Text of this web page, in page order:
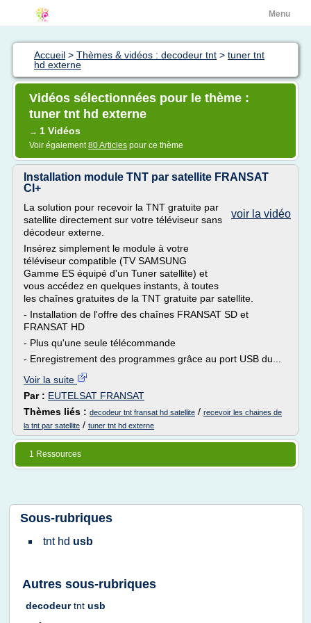
Menu
Accueil > Thèmes & vidéos : decodeur tnt > tuner tnt
hd externe
Vidéos sélectionnées pour le thème :
tuner tnt hd externe
→ 1 Vidéos
Voir également80 Articles pour ce thème
Installation module TNT par satellite FRANSAT
CI+
voir la vidéo
La solution pour recevoir la TNT gratuite par
satellite directement sur votre téléviseur sans
décodeur externe.
Insérez simplement le module à votre
téléviseur compatible (TV SAMSUNG
Gamme ES équipé d'un Tuner satellite) et
vous accédez en quelques instants, à toutes
les chaînes gratuites de la TNT gratuite par satellite.
- Installation de l'offre des chaînes FRANSAT SD et
FRANSAT HD
- Plus qu'une seule télécommande
- Enregistrement des programmes grâce au port USB du...
Voir la suite
Par : EUTELSAT FRANSAT
Thèmes liés : decodeur tnt fransat hd satellite / recevoir les chaines de
la tnt par satellite / tuner tnt hd externe
1 Ressources
Sous-rubriques
tnt hd usb
Autres sous-rubriques
decodeurtnt usb